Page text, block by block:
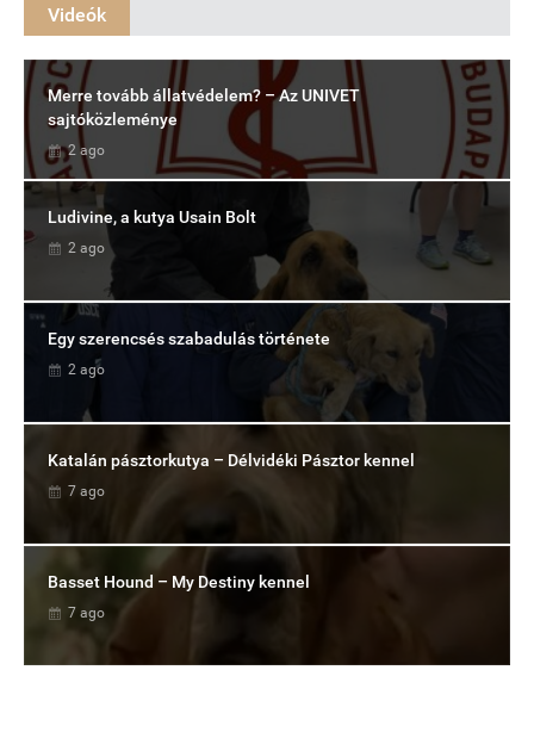
Videók
Merre tovább állatvédelem? – Az UNIVET
sajtóközleménye
2 ago
Ludivine, a kutya Usain Bolt
2 ago
Egy szerencsés szabadulás története
2 ago
Katalán pásztorkutya – Délvidéki Pásztor kennel
7 ago
Basset Hound – My Destiny kennel
7 ago